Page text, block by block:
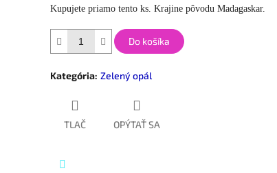
5
hviezdičiek.
Kupujete priamo tento ks. Krajine pôvodu Madagaskar.
Do košíka
Kategória: Zelený opál
TLAČ OPÝTAŤ SA